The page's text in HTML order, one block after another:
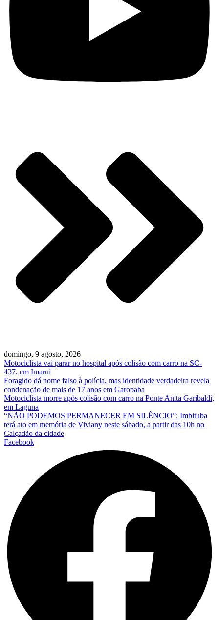
domingo, 9 agosto, 2026
Motociclista vai parar no hospital após colisão com carro na SC-
437, em Imaruí
Foragido dá nome falso à polícia, mas identidade verdadeira revela
condenação de mais de 17 anos em Garopaba
Motociclista morre após colisão com carro na Ponte Anita Garibaldi,
em Laguna
“NÃO PODEMOS PERMANECER EM SILÊNCIO”: Imbituba
terá ato em memória de Viviany neste sábado, a partir das 10h no
Calçadão da cidade
Facebook